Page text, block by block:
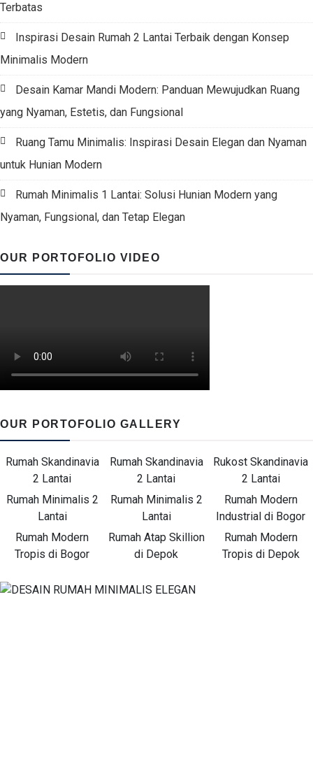
Terbatas
Inspirasi Desain Rumah 2 Lantai Terbaik dengan Konsep
Minimalis Modern
Desain Kamar Mandi Modern: Panduan Mewujudkan Ruang
yang Nyaman, Estetis, dan Fungsional
Ruang Tamu Minimalis: Inspirasi Desain Elegan dan Nyaman
untuk Hunian Modern
Rumah Minimalis 1 Lantai: Solusi Hunian Modern yang
Nyaman, Fungsional, dan Tetap Elegan
OUR PORTOFOLIO VIDEO
OUR PORTOFOLIO GALLERY
Rumah Skandinavia
2 Lantai
Rumah Skandinavia
2 Lantai
Rukost Skandinavia
2 Lantai
Rumah Minimalis 2
Lantai
Rumah Minimalis 2
Lantai
Rumah Modern
Industrial di Bogor
Rumah Modern
Tropis di Bogor
Rumah Atap Skillion
di Depok
Rumah Modern
Tropis di Depok